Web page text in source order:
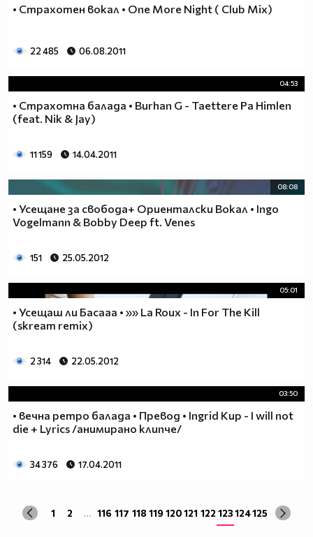
• Страхотен вокал • One More Night ( Club Mix)
22 485 06.08.2011
04:53
• Страхотна балада • Burhan G - Taettere Pa Himlen
(feat. Nik & Jay)
11 159 14.04.2011
08:08
• Усещане за свобода+ Ориенталски Вокал • Ingo
Vogelmann & Bobby Deep ft. Venes
151 25.05.2012
05:01
• Усещаш ли Басааа • »» La Roux - In For The Kill
(skream remix)
2 314 22.05.2012
03:50
• вечна ретро балада • Превод • Ingrid Kup - I will not
die + Lyrics /анимирано клипче/
34 376 17.04.2011
1 2 ... 116 117 118 119 120121 122 123124125